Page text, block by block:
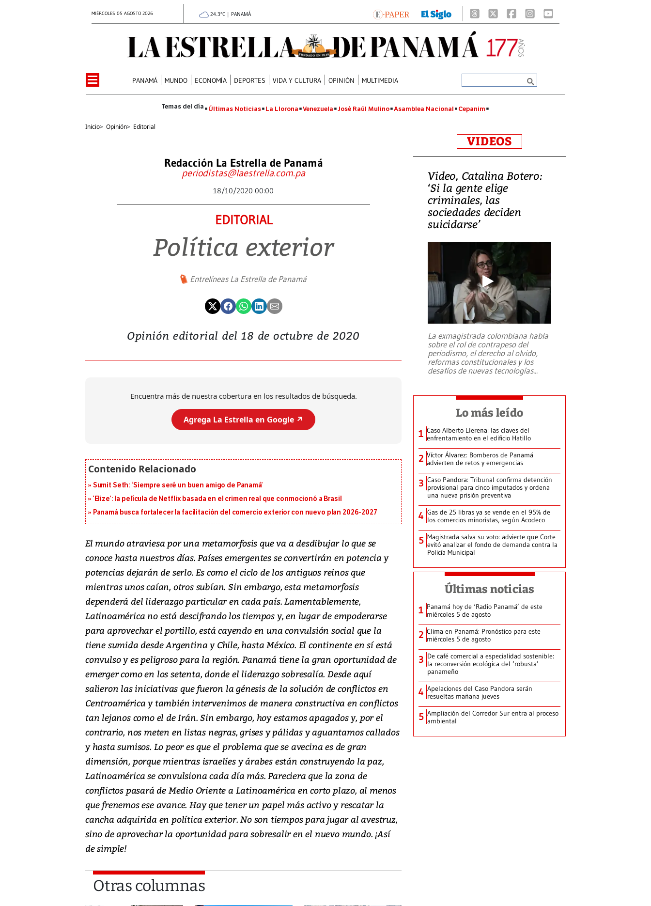
MIÉRCOLES 05 AGOSTO 2026 24.3°C | PANAMÁ
PANAMÁ MUNDO ECONOMÍA DEPORTES VIDA Y CULTURA OPINIÓN MULTIMEDIA
Últimas Noticias La Llorona Venezuela José Raúl Mulino Asamblea Nacional Cepanim
Inicio> Opinión> Editorial
Redacción La Estrella de Panamá
periodistas@laestrella.com.pa
18/10/2020 00:00
EDITORIAL
Política exterior
Entrelíneas La Estrella de Panamá
Opinión editorial del 18 de octubre de 2020
Encuentra más de nuestra cobertura en los resultados de búsqueda.
Agrega La Estrella en Google ↗️
Sumit Seth: ‘Siempre seré un buen amigo de Panamá’
‘Elize’: la película de Netflix basada en el crimen real que conmocionó a Brasil
Panamá busca fortalecer la facilitación del comercio exterior con nuevo plan 2026-2027
El mundo atraviesa por una metamorfosis que va a desdibujar lo que se
conoce hasta nuestros días. Países emergentes se convertirán en potencia y
potencias dejarán de serlo. Es como el ciclo de los antiguos reinos que
mientras unos caían, otros subían. Sin embargo, esta metamorfosis
dependerá del liderazgo particular en cada país. Lamentablemente,
Latinoamérica no está descifrando los tiempos y, en lugar de empoderarse
para aprovechar el portillo, está cayendo en una convulsión social que la
tiene sumida desde Argentina y Chile, hasta México. El continente en sí está
convulso y es peligroso para la región. Panamá tiene la gran oportunidad de
emerger como en los setenta, donde el liderazgo sobresalía. Desde aquí
salieron las iniciativas que fueron la génesis de la solución de conflictos en
Centroamérica y también intervenimos de manera constructiva en conflictos
tan lejanos como el de Irán. Sin embargo, hoy estamos apagados y, por el
contrario, nos meten en listas negras, grises y pálidas y aguantamos callados
y hasta sumisos. Lo peor es que el problema que se avecina es de gran
dimensión, porque mientras israelíes y árabes están construyendo la paz,
Latinoamérica se convulsiona cada día más. Pareciera que la zona de
conflictos pasará de Medio Oriente a Latinoamérica en corto plazo, al menos
que frenemos ese avance. Hay que tener un papel más activo y rescatar la
cancha adquirida en política exterior. No son tiempos para jugar al avestruz,
sino de aprovechar la oportunidad para sobresalir en el nuevo mundo. ¡Así
de simple!
Otras columnas
VIDEOS
Video, Catalina Botero:
‘Si la gente elige
criminales, las
sociedades deciden
suicidarse’
La exmagistrada colombiana habla
sobre el rol de contrapeso del
periodismo, el derecho al olvido,
reformas constitucionales y los
desafíos de nuevas tecnologías...
Lo más leído
1 Caso Alberto Llerena: las claves del
enfrentamiento en el edificio Hatillo
2 Víctor Álvarez: Bomberos de Panamá
advierten de retos y emergencias
3 Caso Pandora: Tribunal confirma detención
provisional para cinco imputados y ordena
una nueva prisión preventiva
4 Gas de 25 libras ya se vende en el 95% de
los comercios minoristas, según Acodeco
5 Magistrada salva su voto: advierte que Corte
evitó analizar el fondo de demanda contra la
Policía Municipal
Últimas noticias
1 Panamá hoy de ‘Radio Panamá’ de este
miércoles 5 de agosto
2 Clima en Panamá: Pronóstico para este
miércoles 5 de agosto
3 De café comercial a especialidad sostenible:
la reconversión ecológica del ‘robusta’
panameño
4 Apelaciones del Caso Pandora serán
resueltas mañana jueves
5 Ampliación del Corredor Sur entra al proceso
ambiental